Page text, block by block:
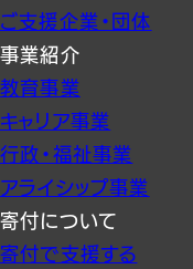
ご支援企業・団体
事業紹介
教育事業
キャリア事業
行政・福祉事業
アライシップ事業
寄付について
寄付で支援する